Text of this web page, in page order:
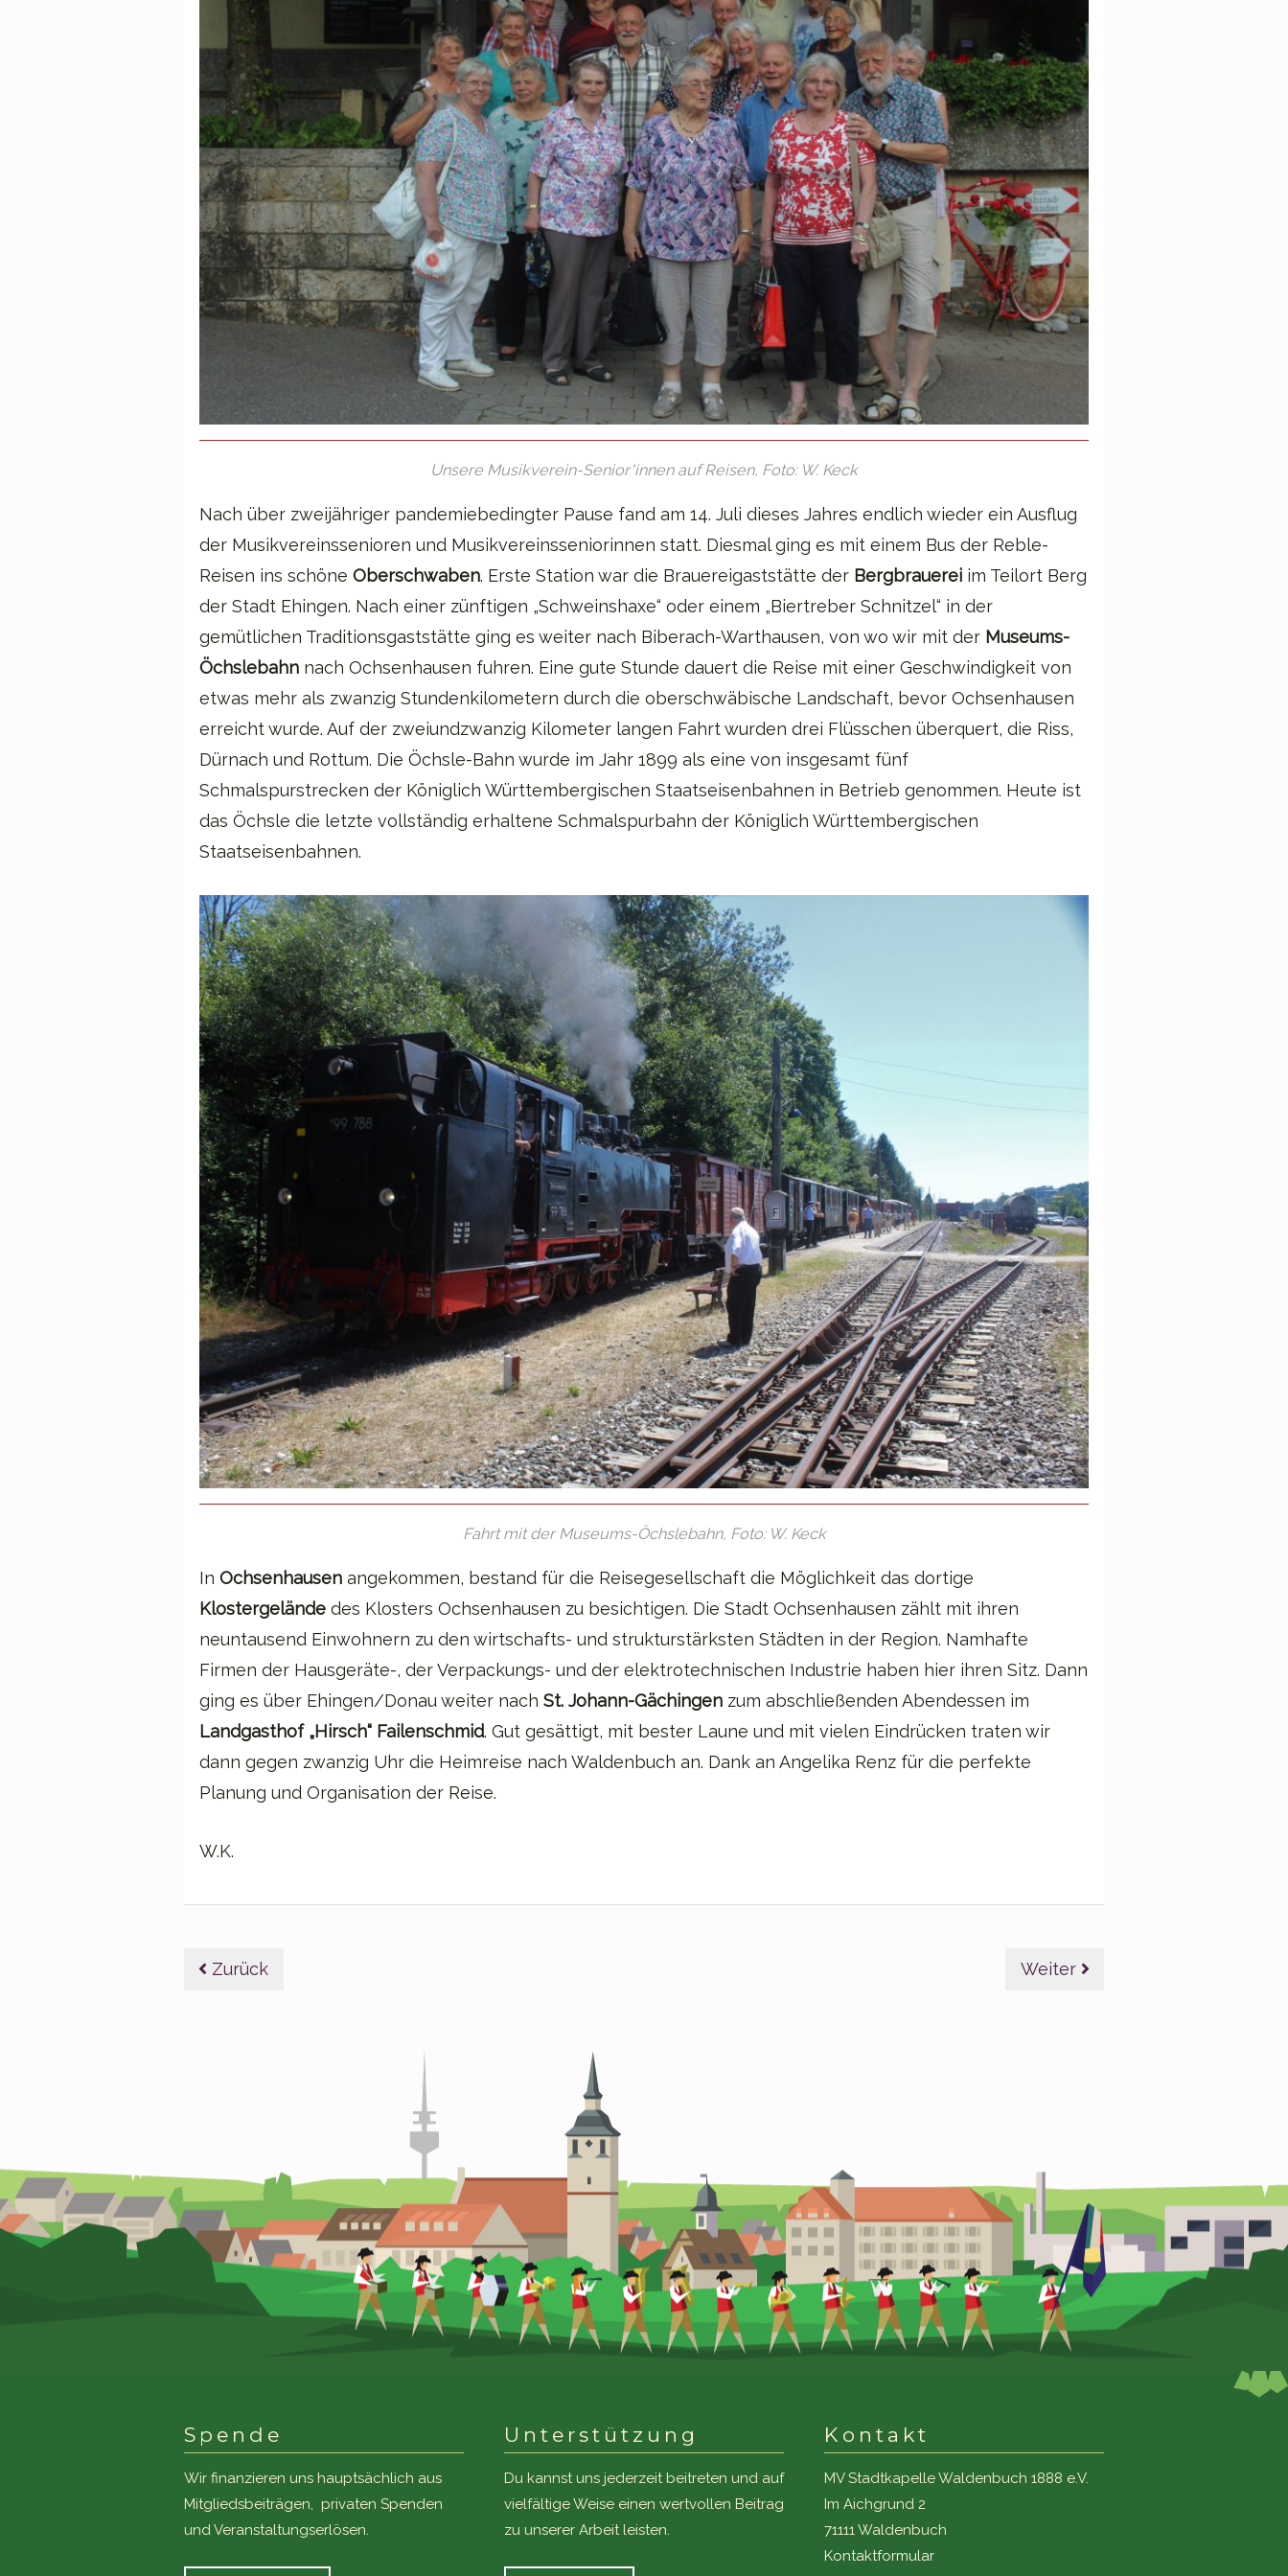
Unsere Musikverein-Senior*innen auf Reisen, Foto: W. Keck
Nach über zweijähriger pandemiebedingter Pause fand am 14. Juli dieses Jahres endlich wieder ein Ausflug
der Musikvereinssenioren und Musikvereinsseniorinnen statt. Diesmal ging es mit einem Bus der Reble-
Reisen ins schöne Oberschwaben. Erste Station war die Brauereigaststätte der Bergbrauerei im Teilort Berg
der Stadt Ehingen. Nach einer zünftigen „Schweinshaxe“ oder einem „Biertreber Schnitzel“ in der
gemütlichen Traditionsgaststätte ging es weiter nach Biberach-Warthausen, von wo wir mit der Museums-
Öchslebahn nach Ochsenhausen fuhren. Eine gute Stunde dauert die Reise mit einer Geschwindigkeit von
etwas mehr als zwanzig Stundenkilometern durch die oberschwäbische Landschaft, bevor Ochsenhausen
erreicht wurde. Auf der zweiundzwanzig Kilometer langen Fahrt wurden drei Flüsschen überquert, die Riss,
Dürnach und Rottum. Die Öchsle-Bahn wurde im Jahr 1899 als eine von insgesamt fünf
Schmalspurstrecken der Königlich Württembergischen Staatseisenbahnen in Betrieb genommen. Heute ist
das Öchsle die letzte vollständig erhaltene Schmalspurbahn der Königlich Württembergischen
Staatseisenbahnen.
Fahrt mit der Museums-Öchslebahn, Foto: W. Keck
In Ochsenhausen angekommen, bestand für die Reisegesellschaft die Möglichkeit das dortige
Klostergelände des Klosters Ochsenhausen zu besichtigen. Die Stadt Ochsenhausen zählt mit ihren
neuntausend Einwohnern zu den wirtschafts- und strukturstärksten Städten in der Region. Namhafte
Firmen der Hausgeräte-, der Verpackungs- und der elektrotechnischen Industrie haben hier ihren Sitz. Dann
ging es über Ehingen/Donau weiter nach St. Johann-Gächingen zum abschließenden Abendessen im
Landgasthof „Hirsch“ Failenschmid. Gut gesättigt, mit bester Laune und mit vielen Eindrücken traten wir
dann gegen zwanzig Uhr die Heimreise nach Waldenbuch an. Dank an Angelika Renz für die perfekte
Planung und Organisation der Reise.
W.K.
Beitragsnavigation
Zurück Weiter
Spende
Wir finanzieren uns hauptsächlich aus
Mitgliedsbeiträgen, privaten Spenden
und Veranstaltungserlösen.
Unterstützung
Du kannst uns jederzeit beitreten und auf
vielfältige Weise einen wertvollen Beitrag
zu unserer Arbeit leisten.
Kontakt
MV Stadtkapelle Waldenbuch 1888 e.V.
Im Aichgrund 2
71111 Waldenbuch
Kontaktformular